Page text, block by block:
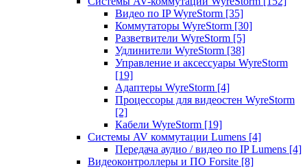
Видео по IP WyreStorm [35]
Коммутаторы WyreStorm [30]
Разветвители WyreStorm [5]
Удлинители WyreStorm [38]
Управление и аксессуары WyreStorm
[19]
Адаптеры WyreStorm [4]
Процессоры для видеостен WyreStorm
[2]
Кабели WyreStorm [19]
Системы AV коммутации Lumens [4]
Передача аудио / видео по IP Lumens [4]
Видеоконтроллеры и ПО Forsite [8]